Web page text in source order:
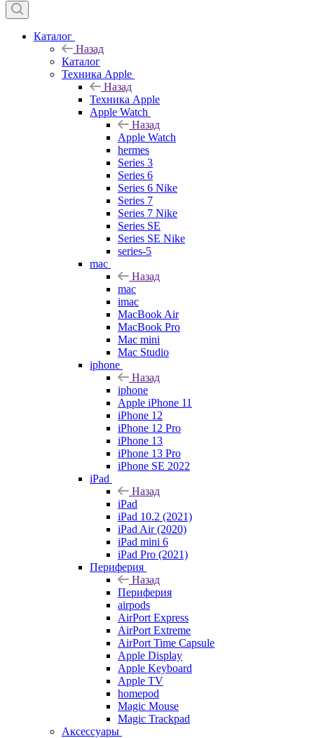
Каталог
Назад
Каталог
Техника Apple
Назад
Техника Apple
Apple Watch
Назад
Apple Watch
hermes
Series 3
Series 6
Series 6 Nike
Series 7
Series 7 Nike
Series SE
Series SE Nike
series-5
mac
Назад
mac
imac
MacBook Air
MacBook Pro
Mac mini
Mac Studio
iphone
Назад
iphone
Apple iPhone 11
iPhone 12
iPhone 12 Pro
iPhone 13
iPhone 13 Pro
iPhone SE 2022
iPad
Назад
iPad
iPad 10.2 (2021)
iPad Air (2020)
iPad mini 6
iPad Pro (2021)
Периферия
Назад
Периферия
airpods
AirPort Express
AirPort Extreme
AirPort Time Capsule
Apple Display
Apple Keyboard
Apple TV
homepod
Magic Mouse
Magic Trackpad
Аксессуары